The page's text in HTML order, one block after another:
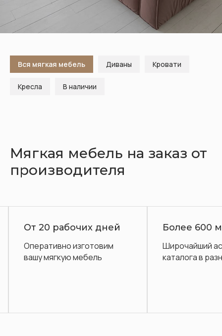
Вся мягкая мебель Диваны Кровати
Кресла В наличии
Мягкая мебель на заказ от
производителя
дней
изготовим
мебель
Более 600 моделей
Широчайший ассортимент
каталога в разных стилях